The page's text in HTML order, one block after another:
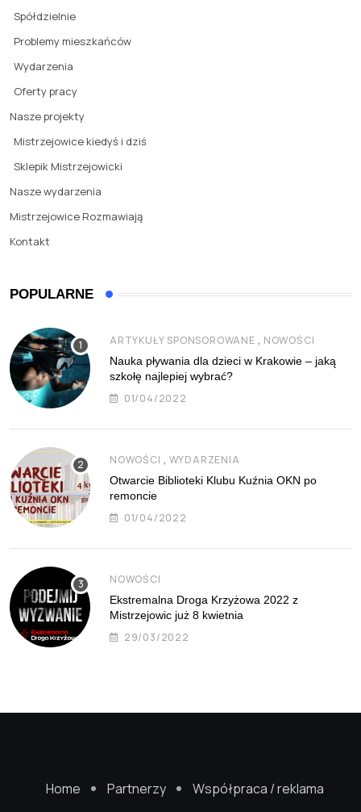
Spółdzielnie
Problemy mieszkańców
Wydarzenia
Oferty pracy
Nasze projekty
Mistrzejowice kiedyś i dziś
Sklepik Mistrzejowicki
Nasze wydarzenia
Mistrzejowice Rozmawiają
Kontakt
POPULARNE
ARTYKUŁY SPONSOROWANE , NOWOŚCI
Nauka pływania dla dzieci w Krakowie – jaką
szkołę najlepiej wybrać?
01/04/2022
NOWOŚCI , WYDARZENIA
Otwarcie Biblioteki Klubu Kuźnia OKN po
remoncie
01/04/2022
NOWOŚCI
Ekstremalna Droga Krzyżowa 2022 z
Mistrzejowic już 8 kwietnia
29/03/2022
Home Partnerzy Współpraca / reklama